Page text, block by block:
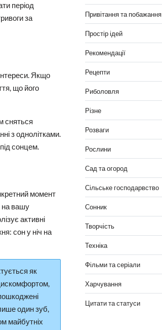
період
за
Якщо
що його
сняться
з однолітками.
сонцем.
момент
на вашу
активні
сон у ніч на
як
один зуб,
майбутніх
Привітання та побажання
Простір ідей
Рекомендації
Рецепти
Риболовля
Різне
Розваги
Рослини
Сад та огород
Сільське господарвство
Сонник
Творчість
Техніка
Фільми та серіали
Харчування
Цитати та статуси